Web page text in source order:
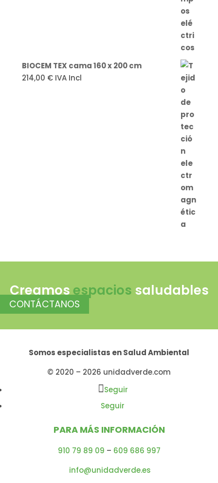
BIOCEM TEX cama 160 x 200 cm
214,00 € IVA Incl
Creamosespacios saludables
CONTÁCTANOS
Somos especialistas enSalud Ambiental
© 2020 – 2026 unidadverde.com
Seguir
Seguir
PARA MÁS INFORMACIÓN
910 79 89 09 – 609 686 997
info@unidadverde.es